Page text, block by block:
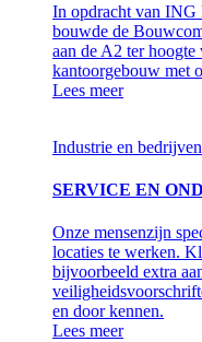
In opdracht van ING
bouwde de
aan de A2 ter
kantoorgebouw met
Lees meer
Industrie en bedrijven
SERVICE EN
Onze mensenzijn
locaties te werken.
bijvoorbeeld extra
en door kennen.
Lees meer